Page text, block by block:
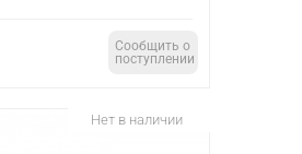
Сообщить о
поступлении
Нет в наличии